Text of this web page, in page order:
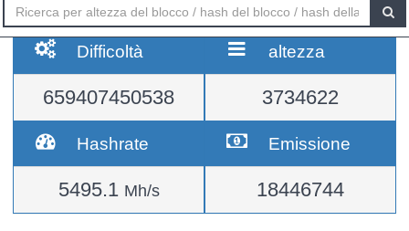
Difficoltà
659407450538
altezza
3734622
Hashrate
5495.1 Mh/s
Emissione
18446744